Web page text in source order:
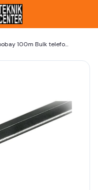
goobay 100m Bulk telefonkabel svart